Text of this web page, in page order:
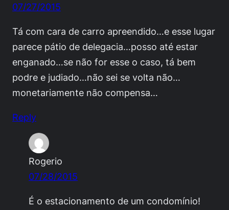
07/27/2015
Tá com cara de carro apreendido…e esse lugar
parece pátio de delegacia…posso até estar
enganado…se não for esse o caso, tá bem
podre e judiado…não sei se volta não…
monetariamente não compensa…
Reply
Rogerio
07/28/2015
É o estacionamento de um condomínio!